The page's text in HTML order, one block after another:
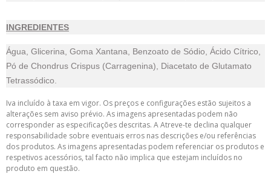
INGREDIENTES
Água, Glicerina, Goma Xantana, Benzoato de Sódio, Ácido Cítrico,
Pó de Chondrus Crispus (Carragenina), Diacetato de Glutamato
Tetrassódico.
Iva incluído à taxa em vigor. Os preços e configurações estão sujeitos a
alterações sem aviso prévio. As imagens apresentadas podem não
corresponder as especificações descritas. A Atreve-te declina qualquer
responsabilidade sobre eventuais erros nas descrições e/ou referências
dos produtos. As imagens apresentadas podem referenciar os produtos e
respetivos acessórios, tal facto não implica que estejam incluídos no
produto em questão.